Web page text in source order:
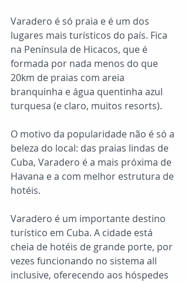
Varadero é só praia e é um dos
lugares mais turísticos do país. Fica
na Península de Hicacos, que é
formada por nada menos do que
20km de praias com areia
branquinha e água quentinha azul
turquesa (e claro, muitos resorts).
O motivo da popularidade não é só a
beleza do local: das praias lindas de
Cuba, Varadero é a mais próxima de
Havana e a com melhor estrutura de
hotéis.
Varadero é um importante destino
turístico em Cuba. A cidade está
cheia de hotéis de grande porte, por
vezes funcionando no sistema all
inclusive, oferecendo aos hóspedes